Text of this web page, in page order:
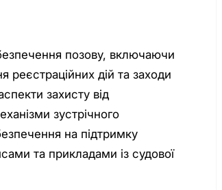
позову, включаючи
реєстраційних дій та заходи
захисту від
зустрічного
на підтримку
та прикладами із судової